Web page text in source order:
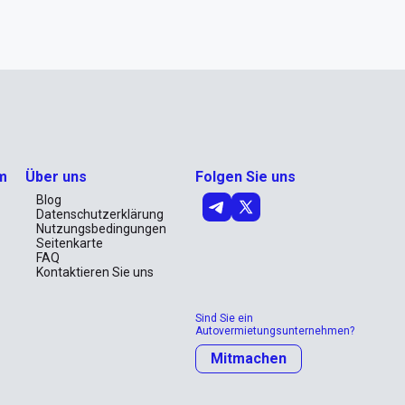
Über uns
Blog
Datenschutzerklärung
Nutzungsbedingungen
Seitenkarte
FAQ
Kontaktieren Sie uns
Folgen Sie uns
Sind Sie ein
Autovermietungsunternehmen?
Mitmachen